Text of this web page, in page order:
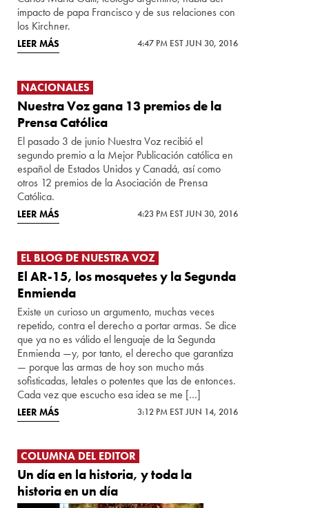
impacto de papa Francisco y de sus relaciones con
los Kirchner.
LEER MÁS 4:47 PM EST JUN 30, 2016
NACIONALES
Nuestra Voz gana 13 premios de la
Prensa Católica
El pasado 3 de junio Nuestra Voz recibió el
segundo premio a la Mejor Publicación católica en
español de Estados Unidos y Canadá, así como
otros 12 premios de la Asociación de Prensa
Católica.
LEER MÁS 4:23 PM EST JUN 30, 2016
EL BLOG DE NUESTRA VOZ
El AR-15, los mosquetes y la Segunda
Enmienda
Existe un curioso un argumento, muchas veces
repetido, contra el derecho a portar armas. Se dice
que ya no es válido el lenguaje de la Segunda
Enmienda —y, por tanto, el derecho que garantiza
— porque las armas de hoy son mucho más
sofisticadas, letales o potentes que las de entonces.
Cada vez que escucho esa idea se me […]
LEER MÁS 3:12 PM EST JUN 14, 2016
COLUMNA DEL EDITOR
Un día en la historia, y toda la
historia en un día